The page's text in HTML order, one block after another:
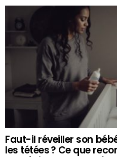
Faut-il réveiller son
les tétées ? Ce que